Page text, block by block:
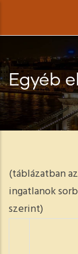
Egyéb
(táblázatban
ingatlanok
szerint)